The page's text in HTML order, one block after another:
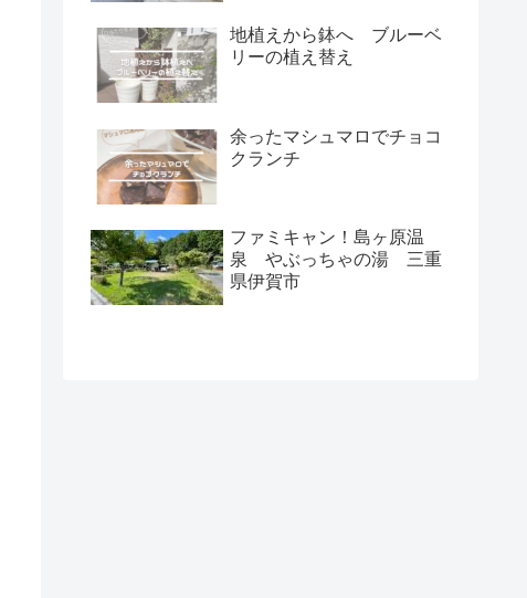
地植えから鉢へ ブルーベ
リーの植え替え
余ったマシュマロでチョコ
クランチ
ファミキャン！島ヶ原温
泉 やぶっちゃの湯 三重
県伊賀市